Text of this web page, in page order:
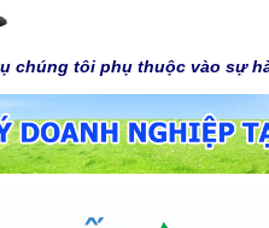
chúng tôi phụ thuộc vào sự